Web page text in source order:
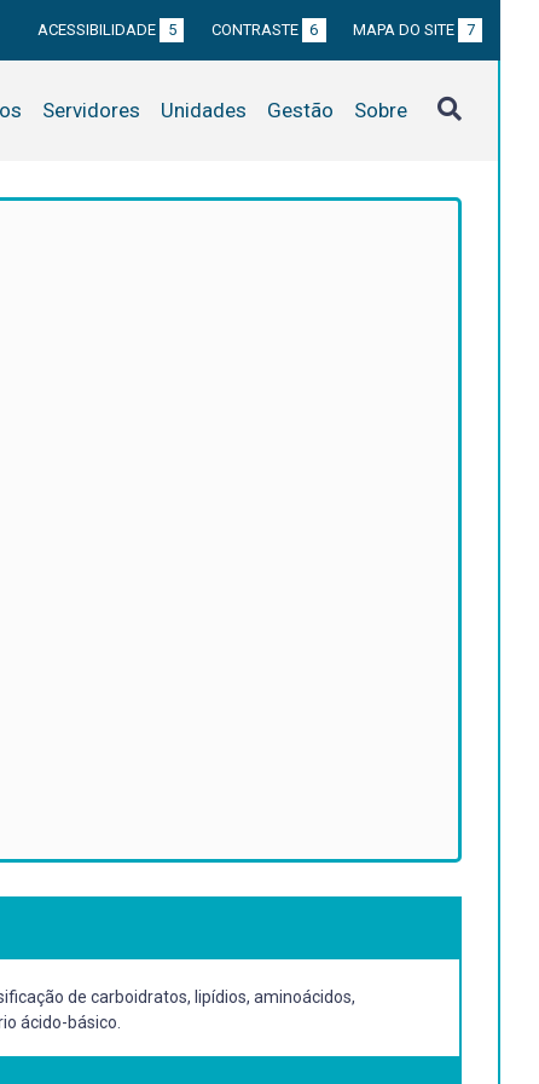
ACESSIBILIDADE 5 CONTRASTE 6 MAPA DO SITE 7
Servidores Unidades Gestão Sobre
de carboidratos, lipídios, aminoácidos,
ácido-básico.